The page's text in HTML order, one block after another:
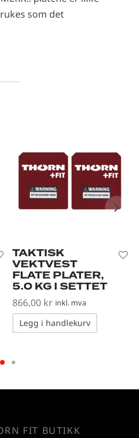
som det
TAKTISK
VEKTVEST
FLATE PLATER,
5.0 KG I SETTET
866,00 kr inkl. mva
Legg i handlekurv
FIT BUTIKK